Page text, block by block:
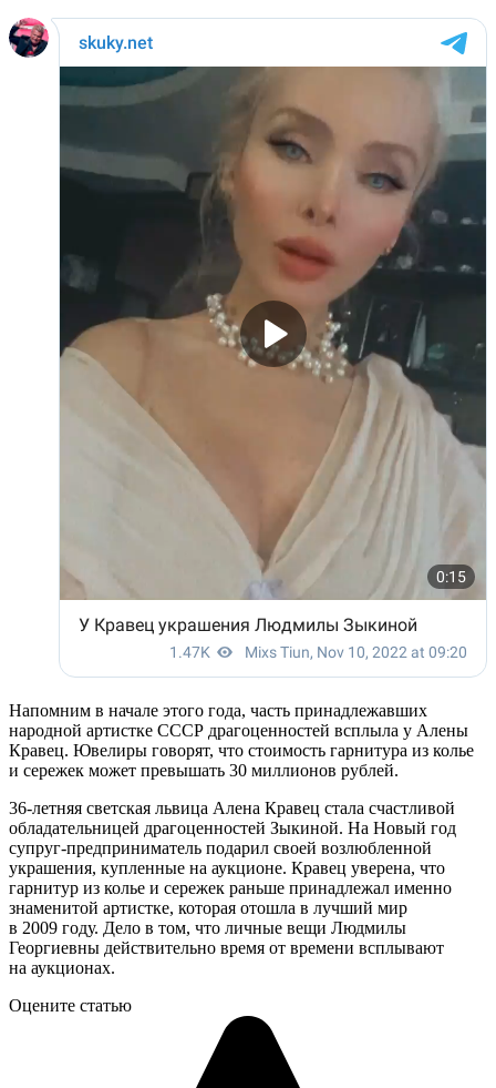
Напомним в начале этого года, часть принадлежавших
народной артистке СССР драгоценностей всплыла у Алены
Кравец. Ювелиры говорят, что стоимость гарнитура из колье
и сережек может превышать 30 миллионов рублей.
36-летняя светская львица Алена Кравец стала счастливой
обладательницей драгоценностей Зыкиной. На Новый год
супруг-предприниматель подарил своей возлюбленной
украшения, купленные на аукционе. Кравец уверена, что
гарнитур из колье и сережек раньше принадлежал именно
знаменитой артистке, которая отошла в лучший мир
в 2009 году. Дело в том, что личные вещи Людмилы
Георгиевны действительно время от времени всплывают
на аукционах.
Оцените статью